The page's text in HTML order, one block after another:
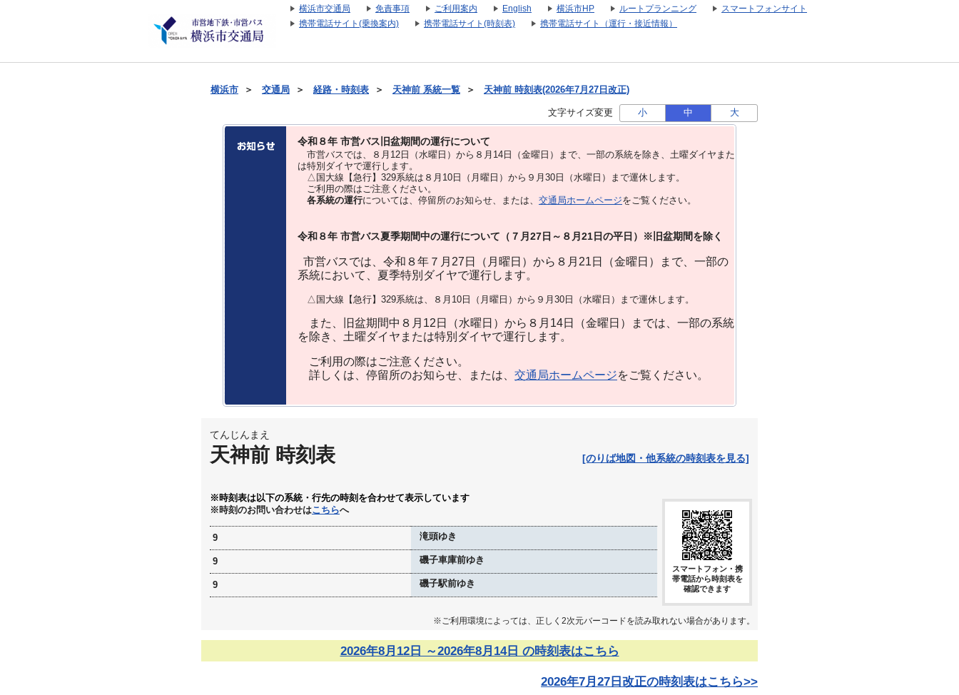
横浜市交通局 免責事項 ご利用案内 English 横浜市HP ルートプランニング
スマートフォンサイト
携帯電話サイト(乗換案内)
携帯電話サイト(時刻表) 携帯電話サイト（運行・接近情報）
横浜市 ＞ 交通局 ＞ 経路・時刻表 ＞ 天神前 系統一覧 ＞ 天神前 時刻表(2026年7月27日改正)
文字サイズ変更 小 中 大
令和８年 市営バス旧盆期間の運行について
市営バスでは、８⽉12⽇（水曜日）から８⽉14⽇（金曜日）まで、⼀部の系統を除き、⼟曜ダイヤまた
は特別ダイヤで運⾏します。
△国大線【急行】329系統は８月10日（月曜日）から９月30日（水曜日）まで運休します。
ご利用の際はご注意ください。
各系統の運行については、停留所のお知らせ、または、 交通局ホームページをご覧ください。
令和８年 市営バス夏季期間中の運行について（７月27日～８月21日の平日）※旧盆期間を除く
市営バスでは、令和８年７月27日（月曜日）から８月21日（金曜日）まで、一部の
系統において、夏季特別ダイヤで運行します。
△国大線【急行】329系統は、８月10日（月曜日）から９月30日（水曜日）まで運休します。
また、旧盆期間中８月12日（水曜日）から８月14日（金曜日）までは、一部の系統
を除き、土曜ダイヤまたは特別ダイヤで運行します。
ご利用の際はご注意ください。
詳しくは、停留所のお知らせ、または、 交通局ホームページをご覧ください。
てんじんまえ
天神前 時刻表 [のりば地図・他系統の時刻表を見る]
※時刻表は以下の系統・行先の時刻を合わせて表示しています
※時刻のお問い合わせはこちらへ
9 滝頭ゆき
9 磯子車庫前ゆき
9 磯子駅前ゆき
スマートフォン・携
帯電話から時刻表を
確認できます
※ご利用環境によっては、正しく2次元バーコードを読み取れない場合があります。
2026年8月12日 ～2026年8月14日 の時刻表はこちら
2026年7月27日改正の時刻表はこちら>>